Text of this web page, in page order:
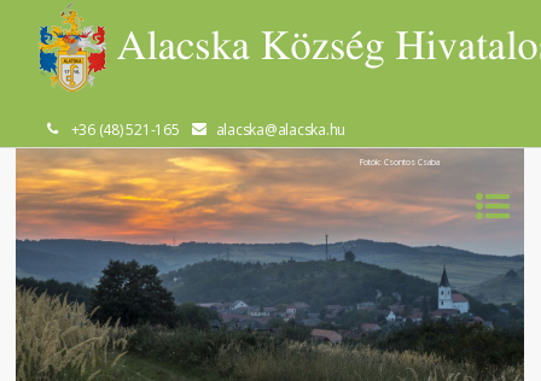
+36 (48) 521-165 alacska@alacska.hu
Fotók: Csontos Csaba